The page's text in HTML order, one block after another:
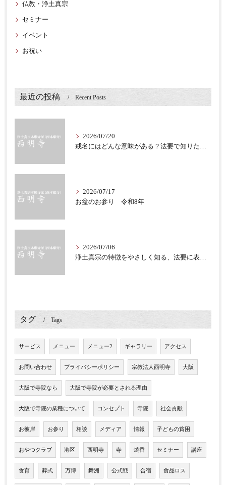
仏教・浄土真宗
セミナー
イベント
お祝い
最近の投稿 Recent Posts
2026/07/20
2026/07/17
お盆のお参り 令和8年
2026/07/06
浄土真宗の特徴をやさしく知る、法要に表れる教え
タグ Tags
サービス メニュー メニュー2 ギャラリー アクセス
お問い合わせ プライバシーポリシー 宗教法人西明寺 大阪
大阪で寺院なら 大阪で寺院が必要とされる理由
大阪で寺院の業種について コンセプト 寺院 社会貢献
お彼岸 お参り 相談 メディア 情報 子どもの貧困
おやつクラブ 港区 西明寺 寺 焼香 セミナー 講座
食育 葬式 万博 舞洲 公式戦 合宿 食品ロス